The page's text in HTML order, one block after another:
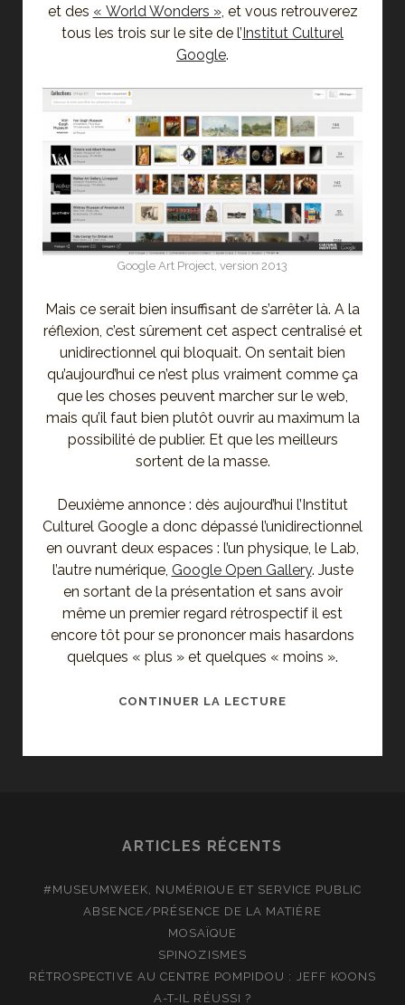
et des « World Wonders », et vous retrouverez
tous les trois sur le site de l’Institut Culturel
Google.
Google Art Project, version 2013
Mais ce serait bien insuffisant de s’arrêter là. A la
réflexion, c’est sûrement cet aspect centralisé et
unidirectionnel qui bloquait. On sentait bien
qu’aujourd’hui ce n’est plus vraiment comme ça
que les choses peuvent marcher sur le web,
mais qu’il faut bien plutôt ouvrir au maximum la
possibilité de publier. Et que les meilleurs
sortent de la masse.
Deuxième annonce : dès aujourd’hui l’Institut
Culturel Google a donc dépassé l’unidirectionnel
en ouvrant deux espaces : l’un physique, le Lab,
l’autre numérique, Google Open Gallery. Juste
en sortant de la présentation et sans avoir
même un premier regard rétrospectif il est
encore tôt pour se prononcer mais hasardons
quelques « plus » et quelques « moins ».
CONTINUER LA LECTURE
LANCEMENT
DE
GALLERY
ARTICLES RÉCENTS
#MUSEUMWEEK, NUMÉRIQUE ET SERVICE PUBLIC
ABSENCE/PRÉSENCE DE LA MATIÈRE
MOSAÏQUE
SPINOZISMES
RÉTROSPECTIVE AU CENTRE POMPIDOU : JEFF KOONS
A-T-IL RÉUSSI ?